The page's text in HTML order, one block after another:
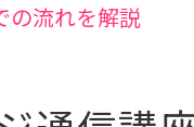
の流れを解説